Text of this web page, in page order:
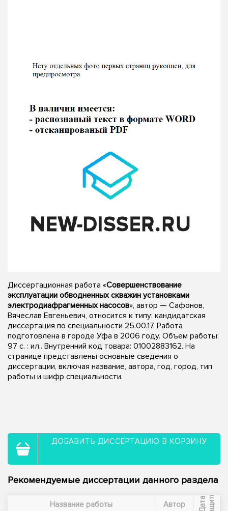
Диссертационная работа «Совершенствование
эксплуатации обводненных скважин установками
электродиафрагменных насосов», автор — Сафонов,
Вячеслав Евгеньевич, относится к типу: кандидатская
диссертация по специальности 25.00.17. Работа
подготовлена в городе Уфа в 2006 году. Объем работы:
97 с. : ил.. Внутренний код товара: 01002883162. На
странице представлены основные сведения о
диссертации, включая название, автора, год, город, тип
работы и шифр специальности.
ДОБАВИТЬ ДИССЕРТАЦИЮ В КОРЗИНУ
Рекомендуемые диссертации данного раздела
Название работы Автор Д
а
т
а
з
а
щ
и
т ы